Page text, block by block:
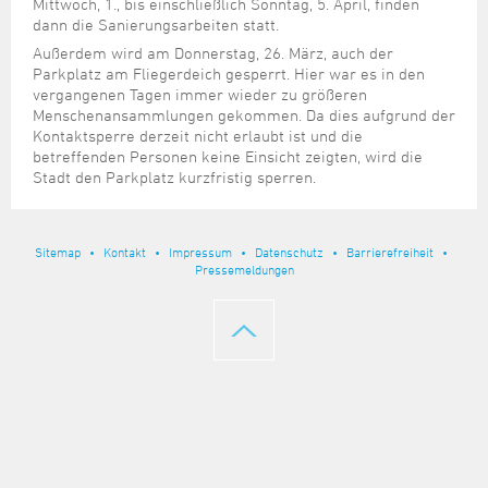
Umwelt-, Natur- und Klimaschutz
Verkehr und Mobilität
Wohnen, Bauen
Wahlen
Schule
Sterbefall
Studium
Umzug und Neubürger
Wohnen und Verbrauchen
Formulare
Online-Terminvergabe
Politik & Verwaltung
Pressemitteilungen
Ratsinformationssystem
Wirtschaftsstruktur
Regionale Kooperationen
Unternehmensnachfolge
Unterstützung für ExistenzgründerInnen
Zukunftsregion JadeBay
Stadtbibliothek
Volkshochschule
Weiterbildung
Stadt Wilhelmshaven
Unterkünfte
Kulturzentrum Pumpwerk
Maritime Meile
Museen und Ausstellungen
Schiffe, Häfen und Meer erleben
Sportangebot
dann die Sanierungsarbeiten statt.
Außerdem wird am Donnerstag, 26. März, auch der
Parkplatz am Fliegerdeich gesperrt. Hier war es in den
vergangenen Tagen immer wieder zu größeren
Menschenansammlungen gekommen. Da dies aufgrund der
Kontaktsperre derzeit nicht erlaubt ist und die
betreffenden Personen keine Einsicht zeigten, wird die
Stadt den Parkplatz kurzfristig sperren.
Sitemap Kontakt Impressum Datenschutz
Barrierefreiheit
Pressemeldungen